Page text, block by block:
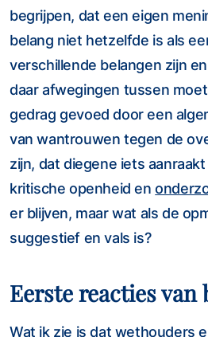
begrijpen, dat een eigen
belang niet hetzelfde is als
verschillende belangen zijn
daar afwegingen tussen
gedrag gevoed door een
van wantrouwen tegen de
zijn, dat diegene iets
kritische openheid en
er blijven, maar wat als de
suggestief en vals is?
Eerste reacties van
Wat ik zie is dat wethouders